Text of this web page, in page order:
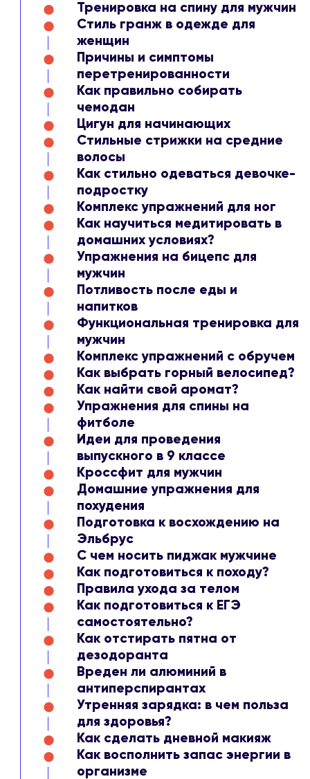
Тренировка на спину для мужчин
Стиль гранж в одежде для
женщин
Причины и симптомы
перетренированности
Как правильно собирать
чемодан
Цигун для начинающих
Стильные стрижки на средние
волосы
Как стильно одеваться девочке-
подростку
Комплекс упражнений для ног
Как научиться медитировать в
домашних условиях?
Упражнения на бицепс для
мужчин
Потливость после еды и
напитков
Функциональная тренировка для
мужчин
Комплекс упражнений с обручем
Как выбрать горный велосипед?
Как найти свой аромат?
Упражнения для спины на
фитболе
Идеи для проведения
выпускного в 9 классе
Кроссфит для мужчин
Домашние упражнения для
похудения
Подготовка к восхождению на
Эльбрус
С чем носить пиджак мужчине
Как подготовиться к походу?
Правила ухода за телом
Как подготовиться к ЕГЭ
самостоятельно?
Как отстирать пятна от
дезодоранта
Вреден ли алюминий в
антиперспирантах
Утренняя зарядка: в чем польза
для здоровья?
Как сделать дневной макияж
Как восполнить запас энергии в
организме